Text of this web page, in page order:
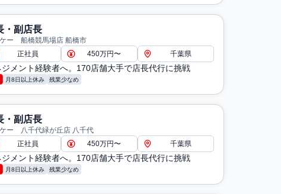
・副店長
ー 船橋競馬場店 船橋市
正社員
450万円〜 千葉県
ジメント経験者へ。170店舗大手で店長代行に挑戦
月8日以上休み 残業少なめ
・副店長
ー 八千代緑が丘店 八千代
正社員
450万円〜 千葉県
ジメント経験者へ。170店舗大手で店長代行に挑戦
月8日以上休み 残業少なめ